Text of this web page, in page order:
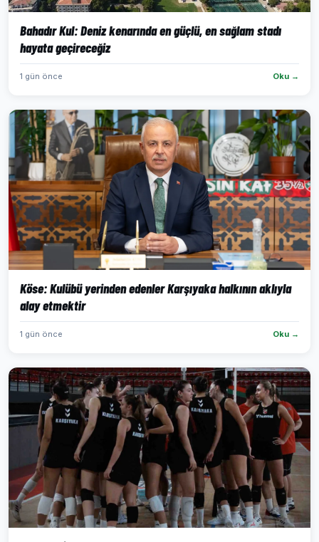
Bahadır Kul: Deniz kenarında en güçlü, en sağlam stadı
hayata geçireceğiz
1 gün önce Oku →
Köse: Kulübü yerinden edenler Karşıyaka halkının aklıyla
alay etmektir
1 gün önce Oku →